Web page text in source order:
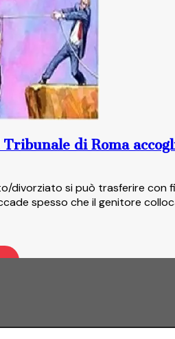
di Roma
divorziato si può trasferire con
spesso che il genitore